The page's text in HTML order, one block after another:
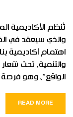
تُنظم الأكاديمية
اهتمام أكاديمية
والتنمية، تحت شعار
الواقع”، وهو
READ MORE